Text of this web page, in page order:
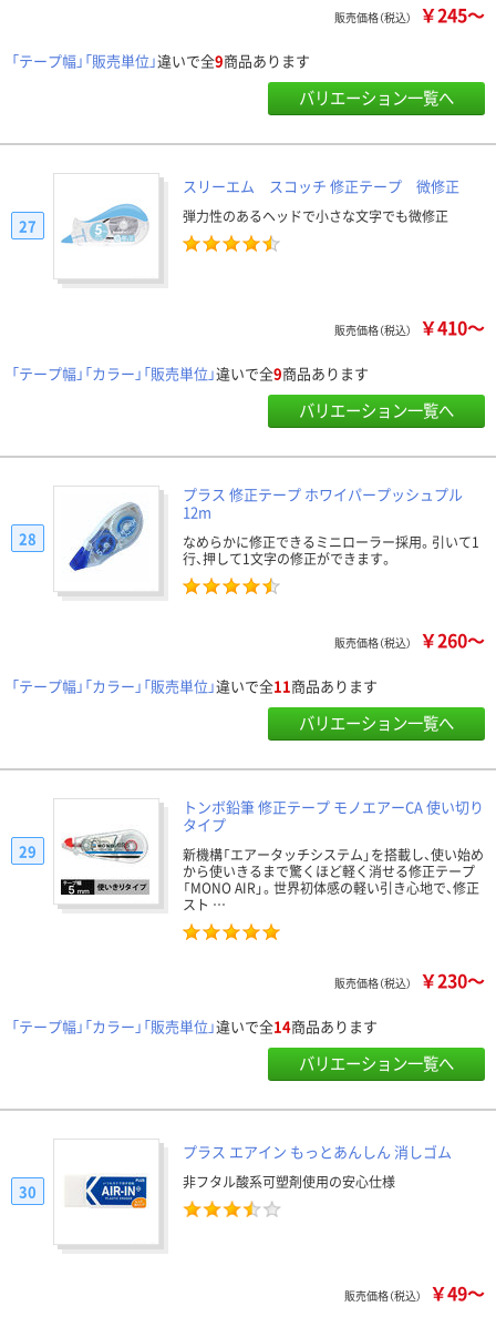
販売価格（税込） ￥245～
「テープ幅」「販売単位」違いで全9商品あります
バリエーション一覧へ
スリーエム スコッチ 修正テープ 微修正
弾力性のあるヘッドで小さな文字でも微修正
27
販売価格（税込） ￥410～
「テープ幅」「カラー」「販売単位」違いで全9商品あります
バリエーション一覧へ
プラス 修正テープ ホワイパープッシュプル
12m
なめらかに修正できるミニローラー採用。引いて1
行、押して1文字の修正ができます。
28
販売価格（税込） ￥260～
「テープ幅」「カラー」「販売単位」違いで全11商品あります
バリエーション一覧へ
トンボ鉛筆 修正テープ モノエアーCA 使い切り
タイプ
新機構「エアータッチシステム」を搭載し、使い始め
から使いきるまで驚くほど軽く消せる修正テープ
「MONO AIR」。世界初体感の軽い引き心地で、修正
スト …
29
販売価格（税込） ￥230～
「テープ幅」「カラー」「販売単位」違いで全14商品あります
バリエーション一覧へ
プラス エアイン もっとあんしん 消しゴム
非フタル酸系可塑剤使用の安心仕様
30
販売価格（税込） ￥49～